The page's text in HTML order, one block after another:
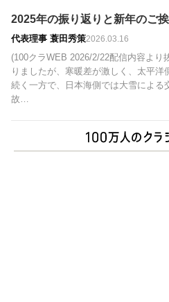
2025年の振り返りと新年のご
代表理事 蓑田秀策2026.03.16
(100クラWEB 2026/2/22配信内容より
りましたが、寒暖差が激しく、太平洋
続く一方で、日本海側では大雪による
故…